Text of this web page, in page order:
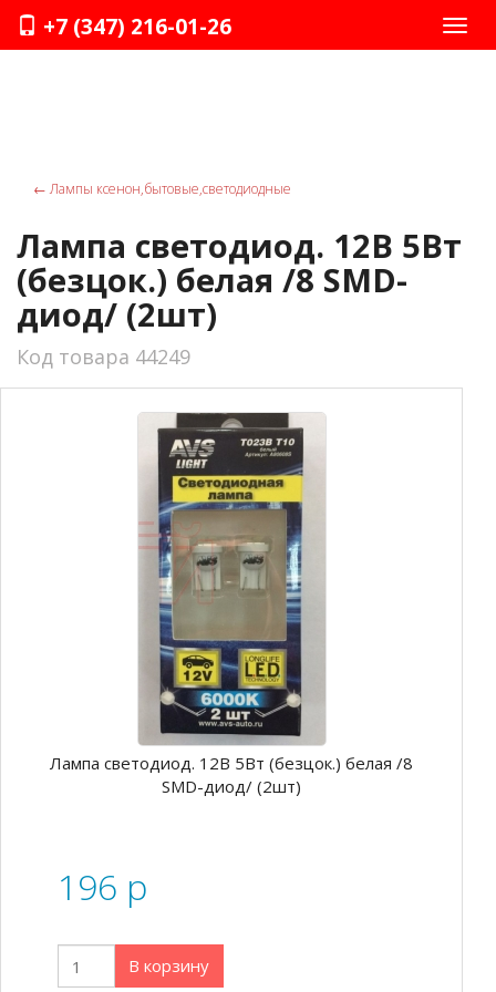
+7 (347) 216-01-26
←Лампы ксенон,бытовые,светодиодные
Лампа светодиод. 12В 5Вт
(безцок.) белая /8 SMD-
диод/ (2шт)
Код товара 44249
Лампа светодиод. 12В 5Вт (безцок.) белая /8
SMD-диод/ (2шт)
196 p
В корзину